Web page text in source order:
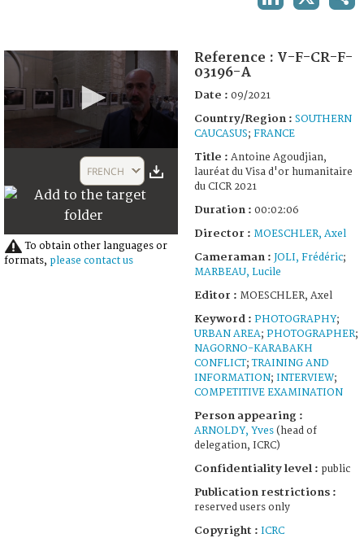
2
seconds
FRENCH
To obtain other languages or
formats, please contact us
Reference : V-F-CR-F-
03196-A
Date : 09/2021
Country/Region : SOUTHERN
CAUCASUS; FRANCE
Title : Antoine Agoudjian,
lauréat du Visa d'or humanitaire
du CICR 2021
Duration : 00:02:06
Director : MOESCHLER, Axel
Cameraman : JOLI, Frédéric;
MARBEAU, Lucile
Editor : MOESCHLER, Axel
Keyword : PHOTOGRAPHY;
URBAN AREA; PHOTOGRAPHER;
NAGORNO-KARABAKH
CONFLICT;TRAINING AND
INFORMATION; INTERVIEW;
COMPETITIVE EXAMINATION
Person appearing :
ARNOLDY, Yves (head of
delegation, ICRC)
Confidentiality level : public
Publication restrictions :
reserved users only
Copyright : ICRC